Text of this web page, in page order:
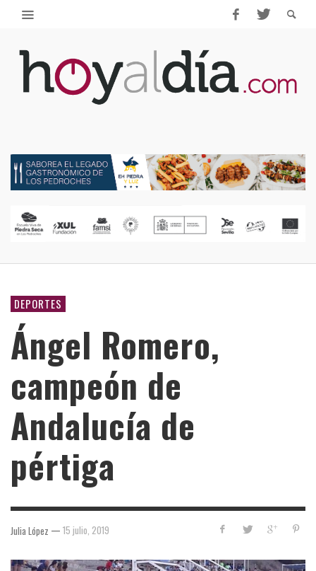
DEPORTES
Ángel Romero,
campeón de
Andalucía de
pértiga
Julia López — 15 julio, 2019